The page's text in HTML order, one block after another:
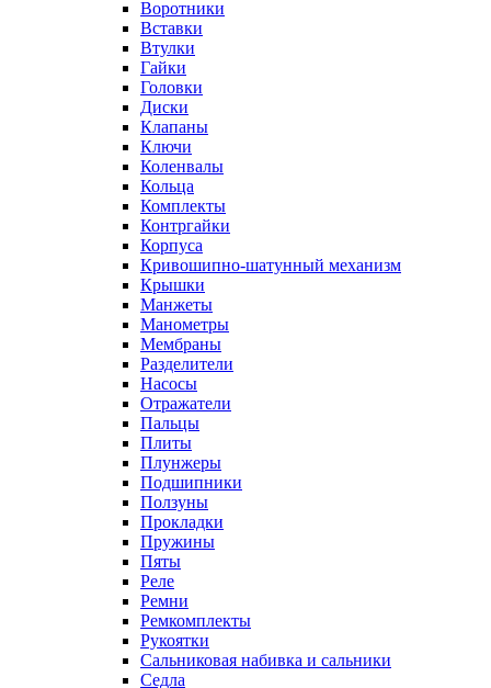
Воротники
Вставки
Втулки
Гайки
Головки
Диски
Клапаны
Ключи
Коленвалы
Кольца
Комплекты
Контргайки
Корпуса
Кривошипно-шатунный механизм
Крышки
Манжеты
Манометры
Мембраны
Разделители
Насосы
Отражатели
Пальцы
Плиты
Плунжеры
Подшипники
Ползуны
Прокладки
Пружины
Пяты
Реле
Ремни
Ремкомплекты
Рукоятки
Сальниковая набивка и сальники
Седла